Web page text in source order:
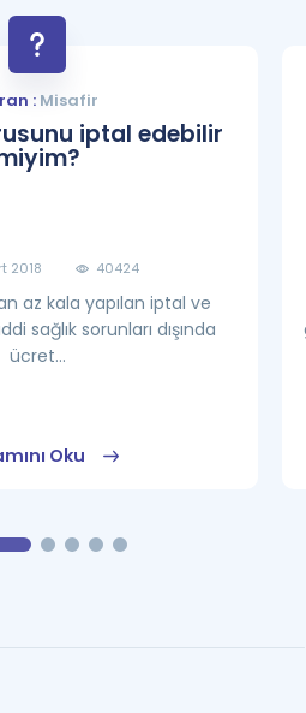
:Misafir
iptal edebilir
2018 40424
az kala yapılan iptal ve
sağlık sorunları dışında
ücret...
Oku